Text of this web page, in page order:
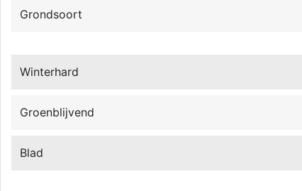
Grondsoort
Winterhard
Groenblijvend
Blad